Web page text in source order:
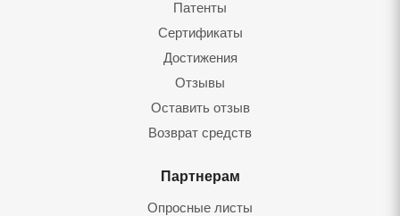
Патенты
Сертификаты
Достижения
Отзывы
Оставить отзыв
Возврат средств
Партнерам
Опросные листы